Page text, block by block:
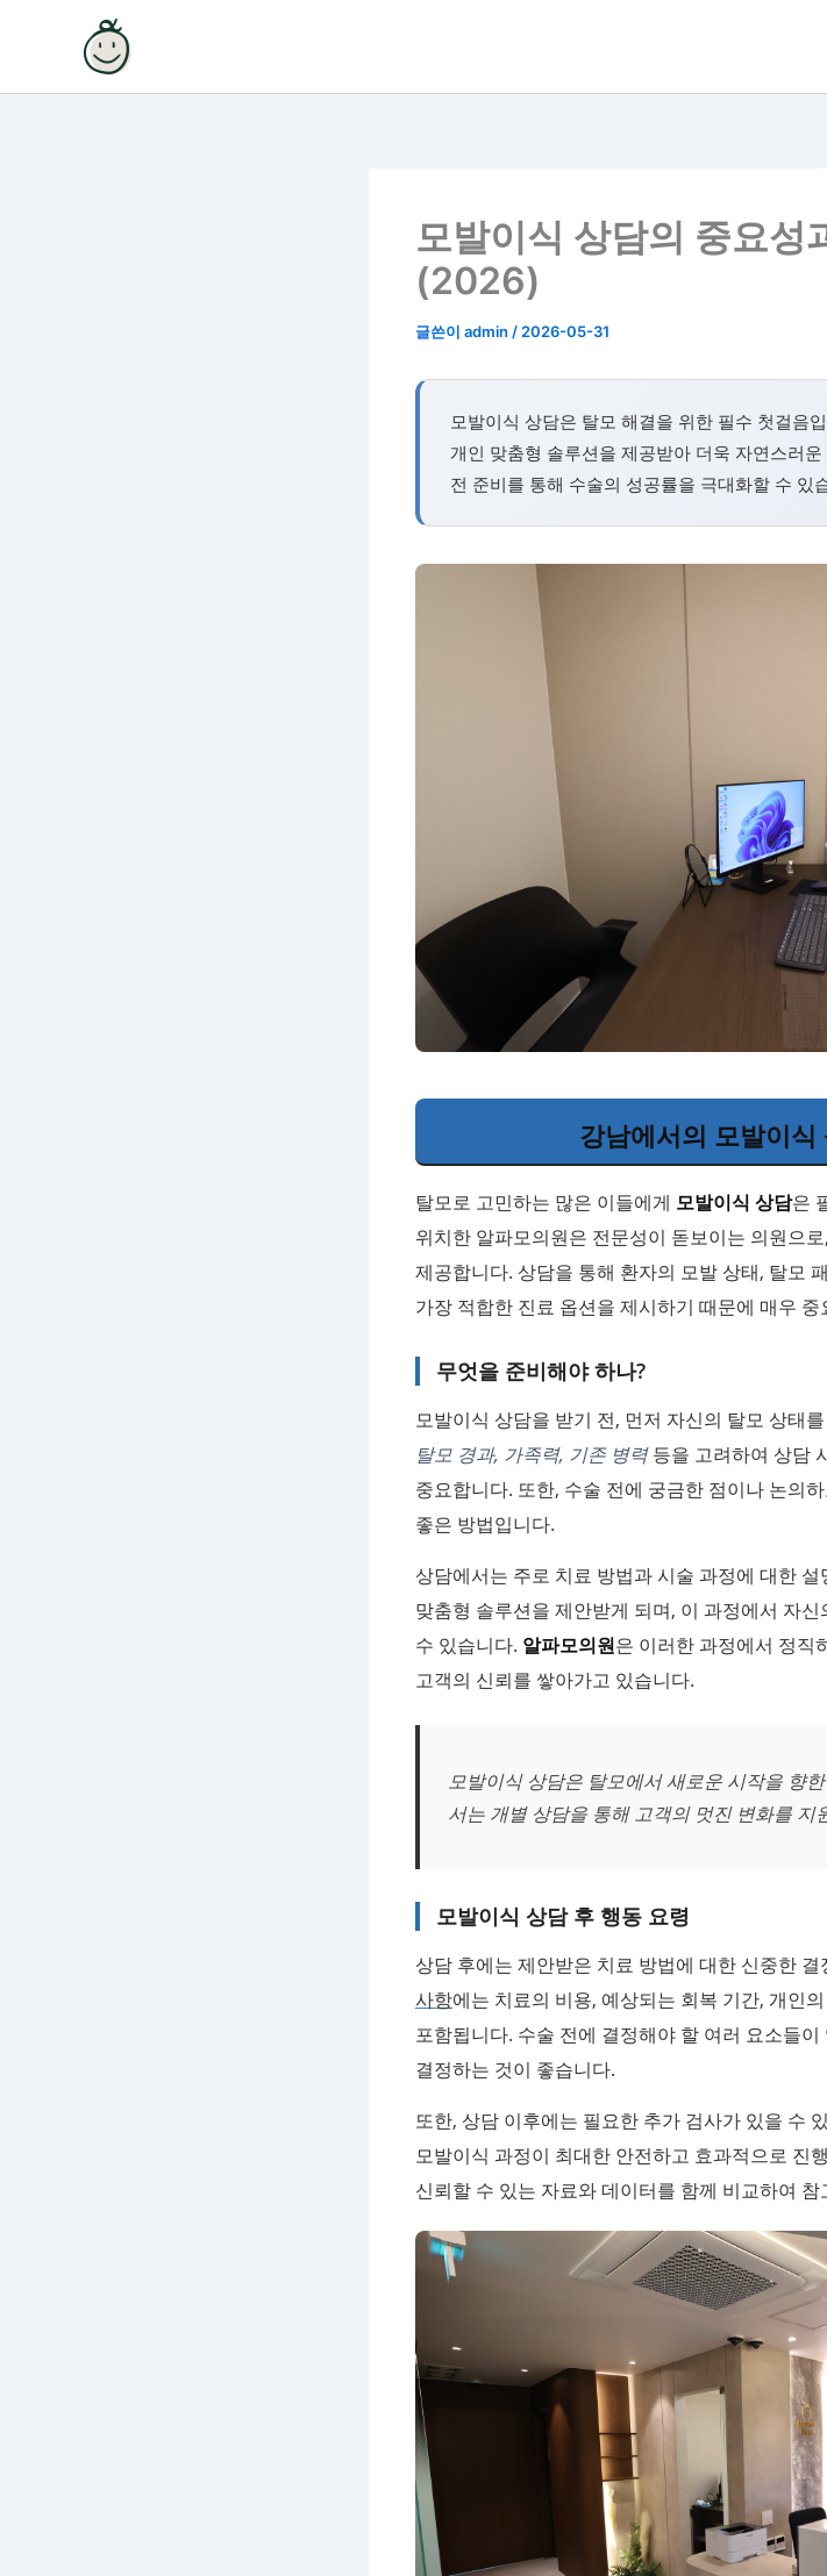
모발이식 상담의 중요성
(2026)
글쓴이 admin / 2026-05-31
모발이식 상담은 탈모 해결을 위한 필수 첫걸음
개인 맞춤형 솔루션을 제공받아 더욱 자연스러
전 준비를 통해 수술의 성공률을 극대화할 수 있
강남에서의 모발이식
탈모로 고민하는 많은 이들에게 모발이식 상담은
위치한 알파모의원은 전문성이 돋보이는 의원으
제공합니다. 상담을 통해 환자의 모발 상태, 탈모
가장 적합한 진료 옵션을 제시하기 때문에 매우 중
무엇을 준비해야 하나?
모발이식 상담을 받기 전, 먼저 자신의 탈모 상태
탈모 경과, 가족력, 기존 병력등을 고려하여 상담
중요합니다. 또한, 수술 전에 궁금한 점이나 논의
좋은 방법입니다.
상담에서는 주로 치료 방법과 시술 과정에 대한
맞춤형 솔루션을 제안받게 되며, 이 과정에서 자
수 있습니다. 알파모의원은 이러한 과정에서 정직
고객의 신뢰를 쌓아가고 있습니다.
모발이식 상담은 탈모에서 새로운 시작을 향
서는 개별 상담을 통해 고객의 멋진 변화를 지
모발이식 상담 후 행동 요령
상담 후에는 제안받은 치료 방법에 대한 신중한
사항에는 치료의 비용, 예상되는 회복 기간, 개인
포함됩니다. 수술 전에 결정해야 할 여러 요소들
결정하는 것이 좋습니다.
또한, 상담 이후에는 필요한 추가 검사가 있을 수
모발이식 과정이 최대한 안전하고 효과적으로 진
신뢰할 수 있는 자료와 데이터를 함께 비교하여